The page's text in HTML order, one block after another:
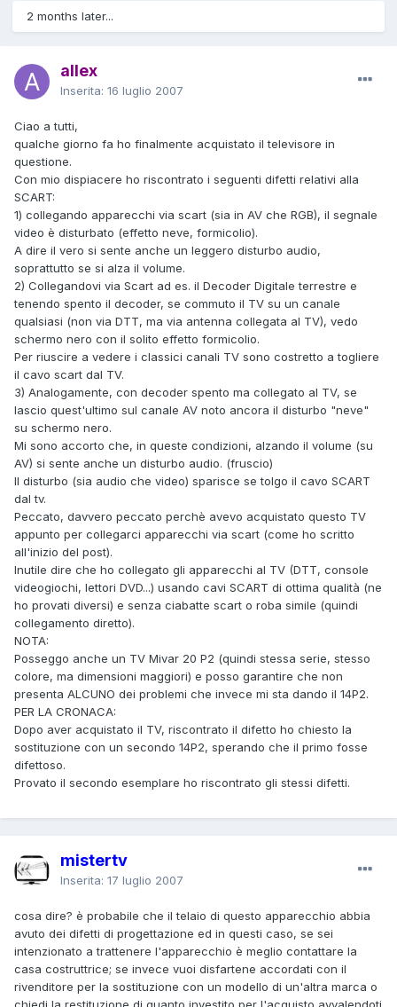
2 months later...
allex
Inserita: 16 luglio 2007
Ciao a tutti,
qualche giorno fa ho finalmente acquistato il televisore in
questione.
Con mio dispiacere ho riscontrato i seguenti difetti relativi alla
SCART:
1) collegando apparecchi via scart (sia in AV che RGB), il segnale
video è disturbato (effetto neve, formicolio).
A dire il vero si sente anche un leggero disturbo audio,
soprattutto se si alza il volume.
2) Collegandovi via Scart ad es. il Decoder Digitale terrestre e
tenendo spento il decoder, se commuto il TV su un canale
qualsiasi (non via DTT, ma via antenna collegata al TV), vedo
schermo nero con il solito effetto formicolio.
Per riuscire a vedere i classici canali TV sono costretto a togliere
il cavo scart dal TV.
3) Analogamente, con decoder spento ma collegato al TV, se
lascio quest'ultimo sul canale AV noto ancora il disturbo "neve"
su schermo nero.
Mi sono accorto che, in queste condizioni, alzando il volume (su
AV) si sente anche un disturbo audio. (fruscio)
Il disturbo (sia audio che video) sparisce se tolgo il cavo SCART
dal tv.
Peccato, davvero peccato perchè avevo acquistato questo TV
appunto per collegarci apparecchi via scart (come ho scritto
all'inizio del post).
Inutile dire che ho collegato gli apparecchi al TV (DTT, console
videogiochi, lettori DVD...) usando cavi SCART di ottima qualità (ne
ho provati diversi) e senza ciabatte scart o roba simile (quindi
collegamento diretto).
NOTA:
Posseggo anche un TV Mivar 20 P2 (quindi stessa serie, stesso
colore, ma dimensioni maggiori) e posso garantire che non
presenta ALCUNO dei problemi che invece mi sta dando il 14P2.
PER LA CRONACA:
Dopo aver acquistato il TV, riscontrato il difetto ho chiesto la
sostituzione con un secondo 14P2, sperando che il primo fosse
difettoso.
Provato il secondo esemplare ho riscontrato gli stessi difetti.
mistertv
Inserita: 17 luglio 2007
cosa dire? è probabile che il telaio di questo apparecchio abbia
avuto dei difetti di progettazione ed in questi caso, se sei
intenzionato a trattenere l'apparecchio è meglio contattare la
casa costruttrice; se invece vuoi disfartene accordati con il
rivenditore per la sostituzione con un modello di un'altra marca o